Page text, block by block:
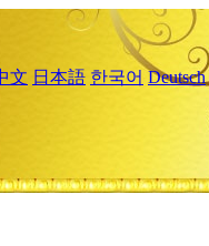
文 日本語 한국어 Deutsch